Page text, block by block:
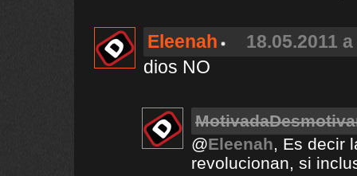
Eleenah
18.05.2011
dios NO
@Eleenah, Es decir
revolucionan, si